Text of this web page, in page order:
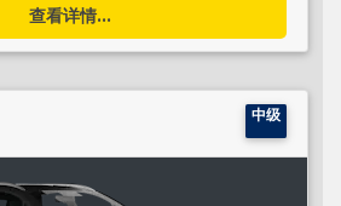
查看详情...
中级